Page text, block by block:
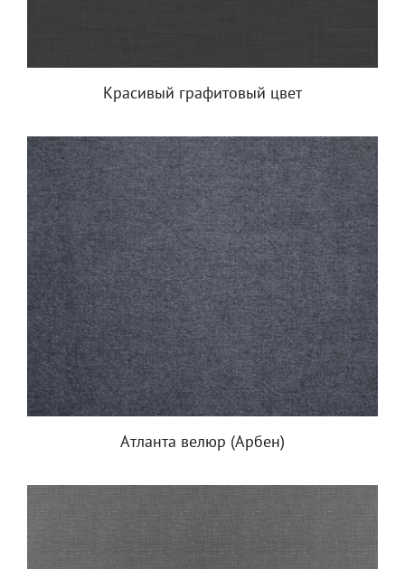
Красивый графитовый цвет
Атланта велюр (Арбен)